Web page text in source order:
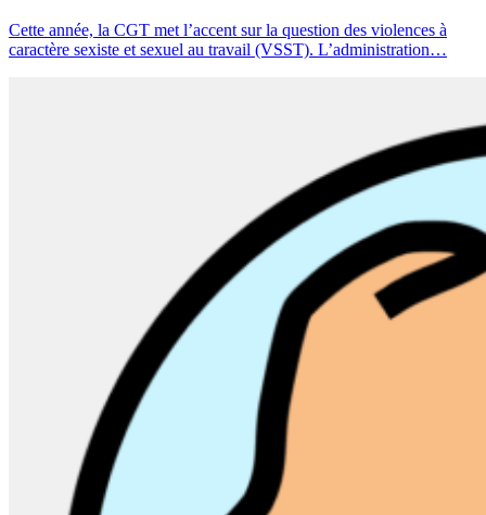
Cette année, la CGT met l’accent sur la question des violences à
caractère sexiste et sexuel au travail (VSST). L’administration…